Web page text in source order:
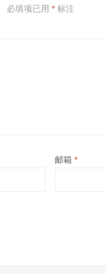
必填项已用 * 标注
邮箱 *